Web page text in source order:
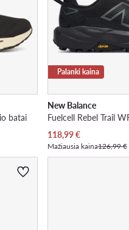
batai
Palanki kaina
New Balance
Dabartinė kaina
118,99€
Mažiausia kaina126,99 €